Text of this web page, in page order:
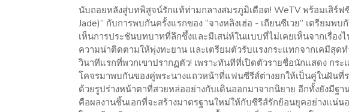
นับถอยหลังสู่บทพิสูจน์รักแท้ท่ามกลางสมรภูมิเดือด! WeTV พร้อมเสิร์ฟ
Jade)” กับการพบกันครั้งแรกของ “จางหลิงเฮ่อ - เถียนซีเวย” เตรียม
เห็นการประชันบทบาทที่ลึกซึ้งและมีเสน่ห์ในแบบที่ไม่เคยเห็นจากเรื่อ
ความน่าติดตามให้พุ่งทะยาน และเตรียมตัวรับแรงกระแทกจากเคมีสุด
วินาทีแรกที่พวกเขาปรากฏตัว! เพราะทันทีที่เปิดตัวรายชื่อนักแสดง กร
โคจรมาพบกันของคู่พระนางแถวหน้าที่แฟนซีรีส์ต่างยกให้เป็นคู่ในฝันที่
ด้วยรูปร่างหน้าตาที่สวยหล่ออย่างกับเดินออกมาจากนิยาย อีกทั้งยังมี
คือผลงานชิ้นเอกที่จะสร้างมาตรฐานใหม่ให้กับซีรีส์รักย้อนยุคอย่างแน่น